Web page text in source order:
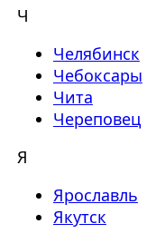
Ч
Челябинск
Чебоксары
Чита
Череповец
Я
Ярославль
Якутск